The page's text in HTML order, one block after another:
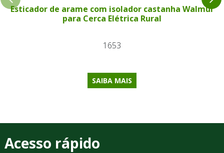
Esticador de arame com isolador castanha Walmur
para Cerca Elétrica Rural
1653
SAIBA MAIS
Acesso rápido